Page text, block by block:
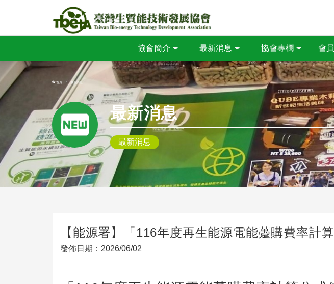
協會簡介 最新消息 協會專欄 會
首頁 最新消息
最新消息
最新消息
【能源署】「116年度再生能源電能躉購費率計
發佈日期：2026/06/02